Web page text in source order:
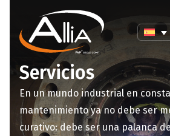
Servicios
En un mundo industrial en
mantenimiento ya no debe ser
curativo: debe ser una palanca